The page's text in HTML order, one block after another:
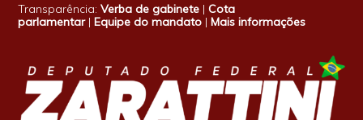
Transparência:Verba de gabinete |Cota
parlamentar|Equipe do mandato |Mais informações